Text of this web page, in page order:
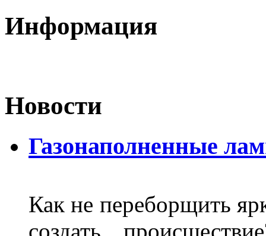
Информация
Новости
Газонаполненные
Как не переборщить